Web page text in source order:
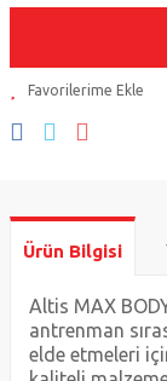
Ürün Bilgisi
Altis MAX
antrenman
elde etmeleri